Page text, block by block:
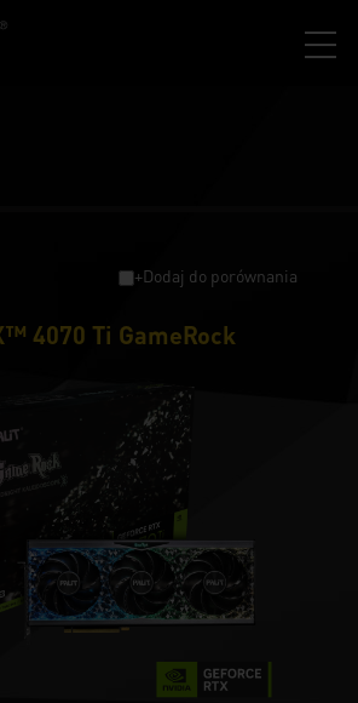
+Dodaj do porównania
4070 Ti GameRock